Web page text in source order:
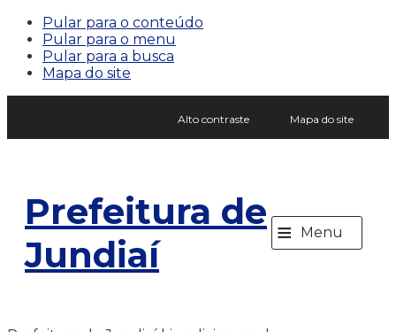
Pular para o conteúdo
Pular para o menu
Pular para a busca
Mapa do site
Alto contraste Mapa do site
Prefeitura de
Jundiaí
≡ Menu